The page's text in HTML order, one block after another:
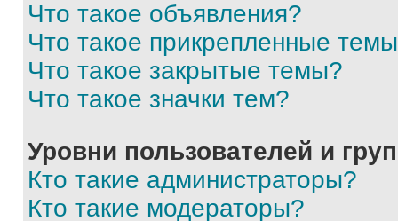
Что такое объявления?
Что такое прикрепленные
Что такое закрытые темы?
Что такое значки тем?
Уровни пользователей и
Кто такие администраторы?
Кто такие модераторы?